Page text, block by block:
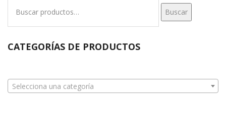
Buscar
CATEGORÍAS DE PRODUCTOS
Selecciona una categoría